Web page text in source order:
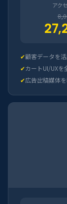
アク
✔顧客データを
✔カートUI/UXを
✔広告出稿媒体